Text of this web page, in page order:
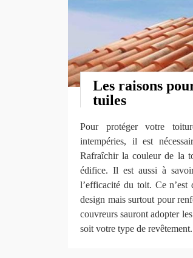
Les raisons
tuiles
Pour protéger votre
intempéries, il est
Rafraîchir la couleur de la
édifice. Il est aussi à
l’efficacité du toit. Ce n’est
design mais surtout pour
couvreurs sauront adopter
soit votre type de revêtement.